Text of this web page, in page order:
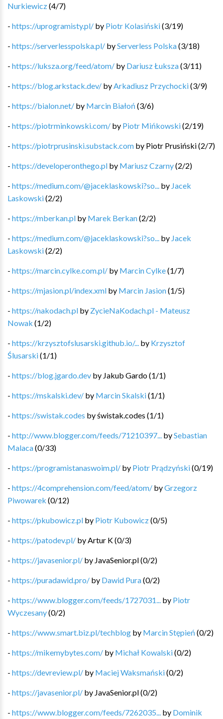
Nurkiewicz(4/7)
- https://uprogramisty.pl/ by Piotr Kolasiński(3/19)
- https://serverlesspolska.pl/ byServerless Polska(3/18)
- https://luksza.org/feed/atom/ by Dariusz Łuksza(3/11)
- https://blog.arkstack.dev/ by Arkadiusz Przychocki(3/9)
- https://bialon.net/ by Marcin Białoń (3/6)
- https://piotrminkowski.com/ by Piotr Mińkowski(2/19)
- https://piotrprusinski.substack.com by Piotr Prusiński(2/7)
- https://developeronthego.pl by Mariusz Czarny(2/2)
- https://medium.com/@jaceklaskowski?so... by Jacek
Laskowski(2/2)
- https://mberkan.pl by Marek Berkan(2/2)
- https://medium.com/@jaceklaskowski?so... by Jacek
Laskowski(2/2)
- https://marcin.cylke.com.pl/ by Marcin Cylke(1/7)
- https://mjasion.pl/index.xml by Marcin Jasion(1/5)
- https://nakodach.pl by ZycieNaKodach.pl - Mateusz
Nowak (1/2)
- https://krzysztofslusarski.github.io/... by Krzysztof
Ślusarski(1/1)
- https://blog.jgardo.dev by Jakub Gardo(1/1)
- https://mskalski.dev/ by Marcin Skalski(1/1)
- https://swistak.codes byświstak.codes (1/1)
- http://www.blogger.com/feeds/71210397... bySebastian
Malaca(0/33)
- https://programistanaswoim.pl/ by Piotr Prądzyński(0/19)
- https://4comprehension.com/feed/atom/ byGrzegorz
Piwowarek (0/12)
- https://pkubowicz.pl by Piotr Kubowicz(0/5)
- https://patodev.pl/ by Artur K(0/3)
- https://javasenior.pl/ by JavaSenior.pl(0/2)
- https://puradawid.pro/ by Dawid Pura(0/2)
- https://www.blogger.com/feeds/1727031... by Piotr
Wyczesany(0/2)
- https://www.smart.biz.pl/techblog by Marcin Stępień (0/2)
- https://mikemybytes.com/ by Michał Kowalski(0/2)
- https://devreview.pl/ by Maciej Waksmański(0/2)
- https://javasenior.pl/ by JavaSenior.pl(0/2)
- https://www.blogger.com/feeds/7262035... by Dominik